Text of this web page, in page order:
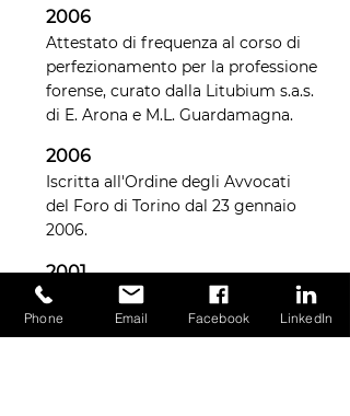
2006
Attestato di frequenza al corso di
perfezionamento per la professione
forense, curato dalla Litubium s.a.s.
di E. Arona e M.L. Guardamagna.
2006
Iscritta all'Ordine degli Avvocati
del Foro di Torino dal 23 gennaio
2006.
2001
Laurea in Giurisprudenza presso
l'Università degli studi di Pavia,
Phone Email Facebook LinkedIn